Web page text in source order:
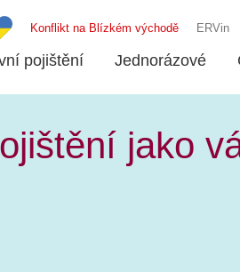
Konflikt na Blízkém východě ERVin
pojištění Jednorázové
jako